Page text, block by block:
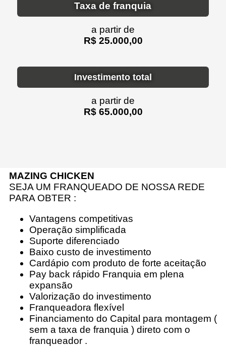
Taxa de franquia
a partir de
R$ 25.000,00
Investimento total
a partir de
R$ 65.000,00
MAZING CHICKEN
SEJA UM FRANQUEADO DE NOSSA REDE
PARA OBTER :
Vantagens competitivas
Operação simplificada
Suporte diferenciado
Baixo custo de investimento
Cardápio com produto de forte aceitação
Pay back rápido Franquia em plena
expansão
Valorização do investimento
Franqueadora flexível
Financiamento do Capital para montagem (
sem a taxa de franquia ) direto com o
franqueador .